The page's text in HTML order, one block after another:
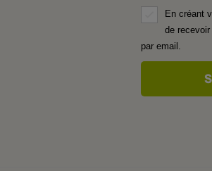
En créant
de
par email.